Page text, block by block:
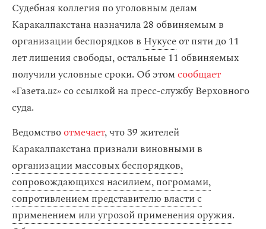
Судебная коллегия по уголовным делам
Каракалпакстана назначила 28 обвиняемым в
организации беспорядков в Нукусеот пяти до 11
лет лишения свободы, остальные 11 обвиняемых
получили условные сроки. Об этомсообщает
«Газета.uz»со ссылкой на пресс-службу Верховного
суда.
Ведомствоотмечает, что 39 жителей
Каракалпакстана признали виновными в
организации массовых беспорядков,
сопровождающихся насилием, погромами,
сопротивлением представителю власти с
применением или угрозой применения оружия.